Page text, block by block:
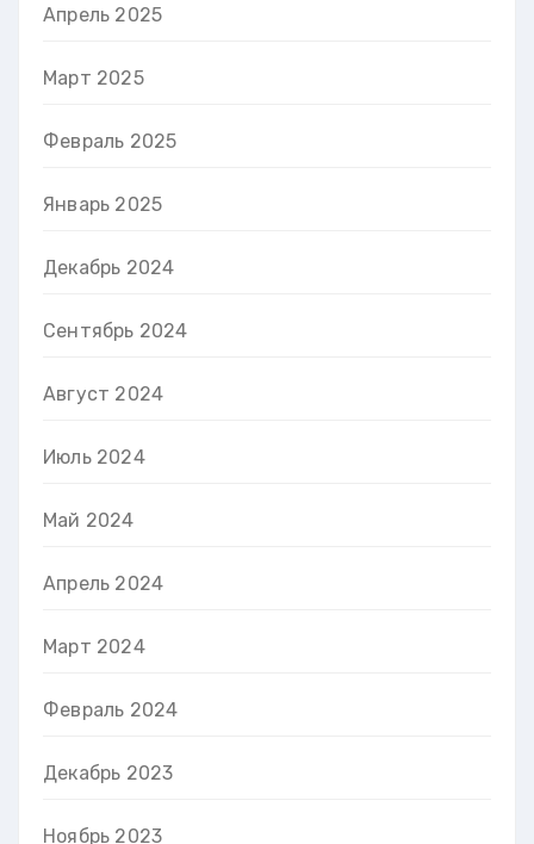
Апрель 2025
Март 2025
Февраль 2025
Январь 2025
Декабрь 2024
Сентябрь 2024
Август 2024
Июль 2024
Май 2024
Апрель 2024
Март 2024
Февраль 2024
Декабрь 2023
Ноябрь 2023